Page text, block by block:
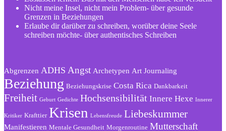
Nicht meine Insel, nicht mein Problem- über gesunde
Grenzen in Beziehungen
Erlaube dir darüber zu schreiben, worüber deine Seele
schreiben möchte- über authentisches Schreiben
Abgrenzen ADHS Angst Archetypen Art Journaling
Beziehung Beziehungskrise Costa Rica Dankbarkeit
Freiheit Geburt Gedichte Hochsensibilität Innere Hexe Innerer
Kritiker Krafttier Krisen Lebensfreude Liebeskummer
Manifestieren Mentale Gesundheit Morgenroutine Mutterschaft